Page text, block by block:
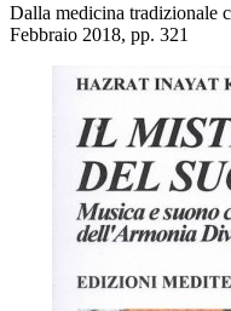
Dalla medicina tradizionale
Febbraio 2018, pp. 321